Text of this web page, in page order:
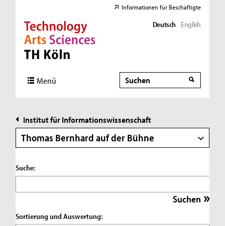
Direkt zur Hauptnavigation
Direkt zur Subnavigation
Direkt zum Inhalt
Direkt zum Fußbereich
Informationen für Beschäftigte
Deutsch English
Menü Suche
Suche
Institut für Informationswissenschaft
Thomas Bernhard auf der Bühne
Suche:
Sortierung und Auswertung: